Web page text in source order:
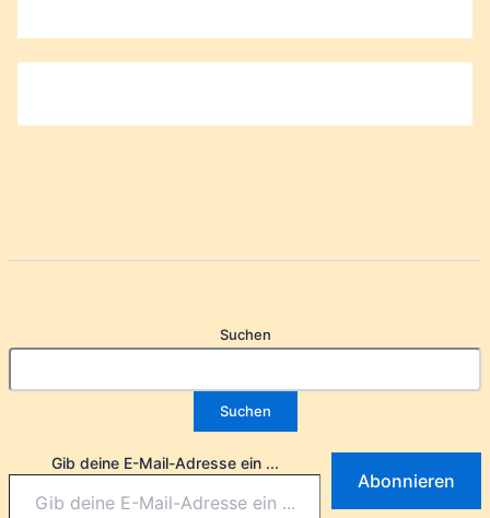
Suchen
Suchen
Gib deine E-Mail-Adresse ein ...
Abonnieren